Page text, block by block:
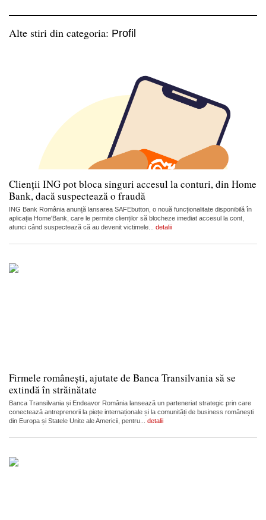
Alte stiri din categoria: Profil
Clienții ING pot bloca singuri accesul la conturi, din Home
Bank, dacă suspectează o fraudă
ING Bank România anunță lansarea SAFEbutton, o nouă funcționalitate disponibilă în
aplicația Home'Bank, care le permite clienților să blocheze imediat accesul la cont,
atunci când suspectează că au devenit victimele... detalii
Firmele românești, ajutate de Banca Transilvania să se
extindă în străinătate
Banca Transilvania și Endeavor România lansează un parteneriat strategic prin care
conectează antreprenorii la piețe internaționale și la comunități de business românești
din Europa și Statele Unite ale Americii, pentru... detalii